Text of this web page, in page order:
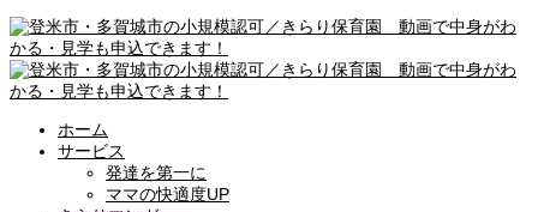
ホーム
サービス
発達を第一に
ママの快適度UP